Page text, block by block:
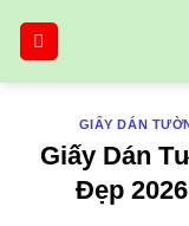
GIẤY DÁN
Giấy Dán
Đẹp